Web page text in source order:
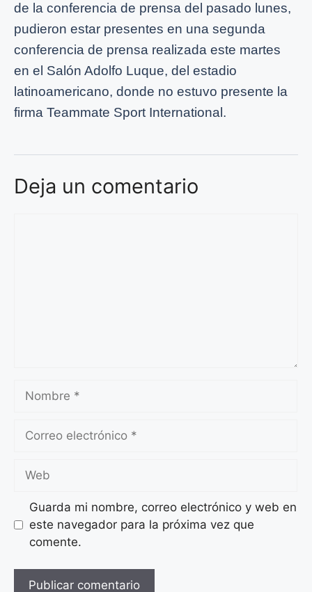
de la conferencia de prensa del pasado lunes,
pudieron estar presentes en una segunda
conferencia de prensa realizada este martes
en el Salón Adolfo Luque, del estadio
latinoamericano, donde no estuvo presente la
firma Teammate Sport International.
Deja un comentario
Nombre
Correo
Web
Guarda mi nombre, correo electrónico y web en
este navegador para la próxima vez que
comente.